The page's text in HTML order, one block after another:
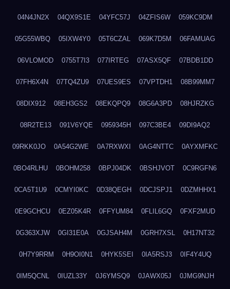
04N4JN2X 04QX9S1E 04YFC57J 04ZFIS6W 059KC9DM
05G55WBQ 05IXW4Y0 05T6CZAL 069K7D5M 06FAMUAG
06VLOMOD 0755T7I3 077IRTEG 07ASX5QF 07BDB1DD
07FH6X4N 07TQ4ZU9 07UES9ES 07VPTDH1 08B99MM7
08DIX912 08EH3GS2 08EKQPQ9 08G6A3PD 08HJRZKG
08R2TE13 091V6YQE 0959345H 097C3BE4 09DI9AQ2
09RKK0JO 0A54G2WE 0A7RXWXI 0AG4NTTC 0AYXMFKC
0BO4RLHU 0BOHM258 0BPJ04DK 0BSHJVOT 0C9RGFN6
0CA5T1U9 0CMYI0KC 0D38QEGH 0DCJSPJ1 0DZMHHX1
0E9GCHCU 0EZ05K4R 0FFYUM84 0FLIL6GQ 0FXF2MUD
0G363XJW 0GI31E0A 0GJSAH4M 0GRH7XSL 0H17NT32
0H7Y9RRM 0H9OI0N1 0HYK5SEI 0IA5RSJ3 0IF4Y4UQ
0IM5QCNL 0IUZL33Y 0J6YMSQ9 0JAWX05J 0JMG9NJH